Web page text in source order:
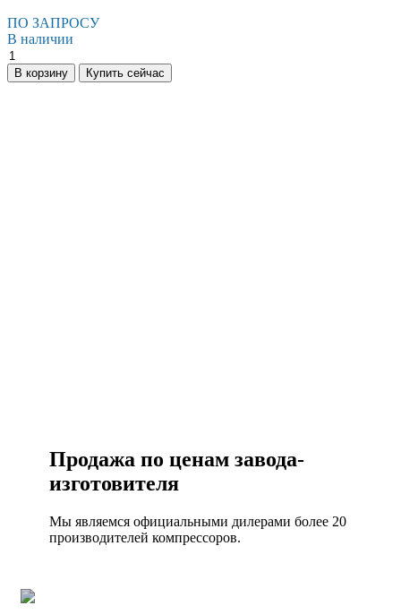
ПО ЗАПРОСУ
В наличии
В корзину Купить сейчас
Продажа по ценам завода-
изготовителя
Мы являемся официальными дилерами более 20
производителей компрессоров.